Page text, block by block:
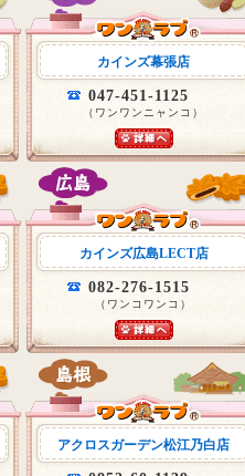
カインズ幕張店
047-451-1125
（ワンワンニャンコ）
カインズ広島LECT店
082-276-1515
（ワンコワンコ）
アクロスガーデン松江乃白店